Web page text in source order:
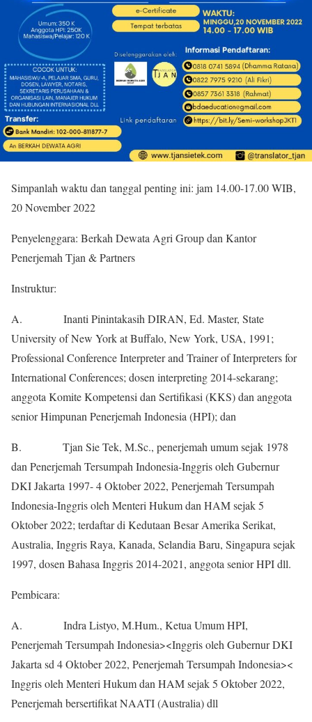
Simpanlah waktu dan tanggal penting ini: jam 14.00-17.00 WIB,
20 November 2022
Penyelenggara: Berkah Dewata Agri Group dan Kantor
Penerjemah Tjan & Partners
Instruktur:
A. Inanti Pinintakasih DIRAN, Ed. Master, State
University of New York at Buffalo, New York, USA, 1991;
Professional Conference Interpreter and Trainer of Interpreters for
International Conferences; dosen interpreting 2014-sekarang;
anggota Komite Kompetensi dan Sertifikasi (KKS) dan anggota
senior Himpunan Penerjemah Indonesia (HPI); dan
B. Tjan Sie Tek, M.Sc., penerjemah umum sejak 1978
dan Penerjemah Tersumpah Indonesia-Inggris oleh Gubernur
DKI Jakarta 1997- 4 Oktober 2022, Penerjemah Tersumpah
Indonesia-Inggris oleh Menteri Hukum dan HAM sejak 5
Oktober 2022; terdaftar di Kedutaan Besar Amerika Serikat,
Australia, Inggris Raya, Kanada, Selandia Baru, Singapura sejak
1997, dosen Bahasa Inggris 2014-2021, anggota senior HPI dll.
Pembicara:
A. Indra Listyo, M.Hum., Ketua Umum HPI,
Penerjemah Tersumpah Indonesia><Inggris oleh Gubernur DKI
Jakarta sd 4 Oktober 2022, Penerjemah Tersumpah Indonesia><
Inggris oleh Menteri Hukum dan HAM sejak 5 Oktober 2022,
Penerjemah bersertifikat NAATI (Australia) dll